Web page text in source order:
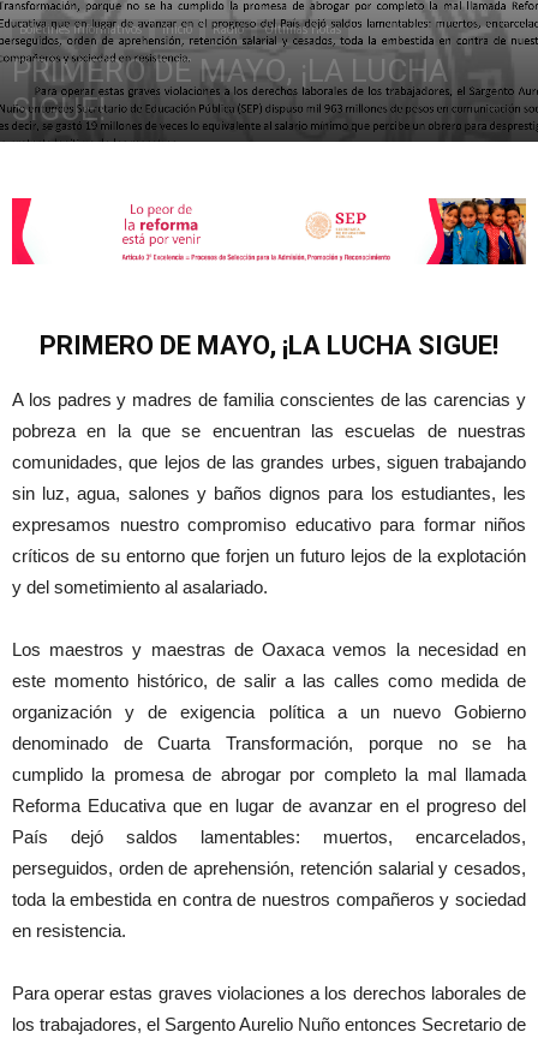
la
XXII
Boletines Informativos Inicio Radio Últimas notas
PRIMERO DE MAYO, ¡LA LUCHA
SIGUE!
mayo 1, 2019 2565
PRIMERO DE MAYO, ¡LA LUCHA SIGUE!
A los padres y madres de familia conscientes de las carencias y
pobreza en la que se encuentran las escuelas de nuestras
comunidades, que lejos de las grandes urbes, siguen trabajando
sin luz, agua, salones y baños dignos para los estudiantes, les
expresamos nuestro compromiso educativo para formar niños
críticos de su entorno que forjen un futuro lejos de la explotación
y del sometimiento al asalariado.
Los maestros y maestras de Oaxaca vemos la necesidad en
este momento histórico, de salir a las calles como medida de
organización y de exigencia política a un nuevo Gobierno
denominado de Cuarta Transformación, porque no se ha
cumplido la promesa de abrogar por completo la mal llamada
Reforma Educativa que en lugar de avanzar en el progreso del
País dejó saldos lamentables: muertos, encarcelados,
perseguidos, orden de aprehensión, retención salarial y cesados,
toda la embestida en contra de nuestros compañeros y sociedad
en resistencia.
Para operar estas graves violaciones a los derechos laborales de
los trabajadores, el Sargento Aurelio Nuño entonces Secretario de